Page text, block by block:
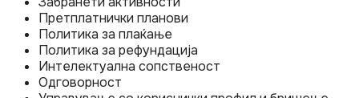
Претплатнички планови
Политика за плаќање
Политика за рефундација
Интелектуална сопственост
Одговорност